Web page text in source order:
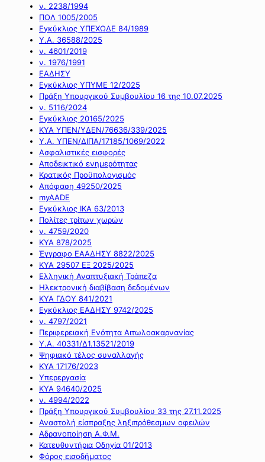
ν. 2238/1994
ΠΟΛ 1005/2005
Εγκύκλιος ΥΠΕΧΩΔΕ 84/1989
Υ.Α. 36588/2025
ν. 4601/2019
ν. 1976/1991
ΕΑΔΗΣΥ
Εγκύκλιος ΥΠΥΜΕ 12/2025
Πράξη Υπουργικού Συμβουλίου 16 της 10.07.2025
ν. 5116/2024
Εγκύκλιος 20165/2025
ΚΥΑ ΥΠΕΝ/ΥΔΕΝ/76636/339/2025
Υ.Α. ΥΠΕΝ/ΔΙΠΑ/17185/1069/2022
Ασφαλιστικές εισφορές
Αποδεικτικό ενημερότητας
Κρατικός Προϋπολογισμός
Απόφαση 49250/2025
myAADE
Εγκύκλιος ΙΚΑ 63/2013
Πολίτες τρίτων χωρών
ν. 4759/2020
ΚΥΑ 878/2025
Έγγραφο ΕΑΑΔΗΣΥ 8822/2025
ΚΥΑ 29507 ΕΞ 2025/2025
Ελληνική Αναπτυξιακή Τράπεζα
Ηλεκτρονική διαβίβαση δεδομένων
ΚΥΑ ΓΔΟΥ 841/2021
Εγκύκλιος ΕΑΔΗΣΥ 9742/2025
ν. 4797/2021
Περιφερειακή Ενότητα Αιτωλοακαρνανίας
Υ.Α. 40331/Δ1.13521/2019
Ψηφιακό τέλος συναλλαγής
ΚΥΑ 17176/2023
Υπερεργασία
ΚΥΑ 94640/2025
ν. 4994/2022
Πράξη Υπουργικού Συμβουλίου 33 της 27.11.2025
Αναστολή είσπραξης ληξιπρόθεσμων οφειλών
Αδρανοποίηση Α.Φ.Μ.
Κατευθυντήρια Οδηγία 01/2013
Φόρος εισοδήματος